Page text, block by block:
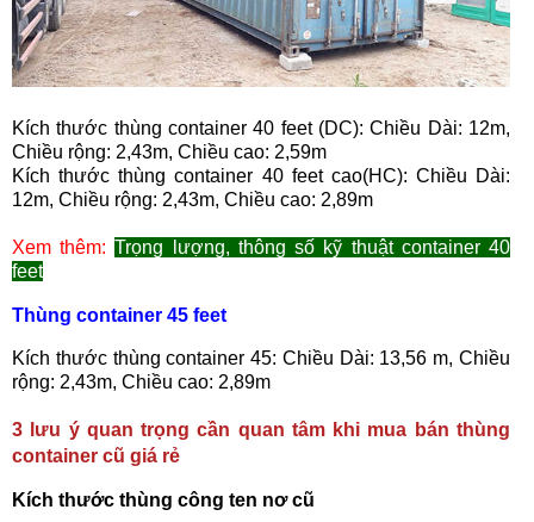
Kích thước thùng container 40 feet (DC): Chiều Dài: 12m,
Chiều rộng: 2,43m, Chiều cao: 2,59m
Kích thước thùng container 40 feet cao(HC): Chiều Dài:
12m, Chiều rộng: 2,43m, Chiều cao: 2,89m
Xem thêm: Trọng lượng, thông số kỹ thuật container 40
feet
Thùng container 45 feet
Kích thước thùng container 45: Chiều Dài: 13,56 m, Chiều
rộng: 2,43m, Chiều cao: 2,89m
3 lưu ý quan trọng cần quan tâm khi mua bán thùng
container cũ giá rẻ
Kích thước thùng công ten nơ cũ